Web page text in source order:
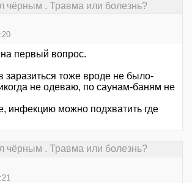
чёрным . Травма или болезнь?
первый вопрос.
заразиться тоже вроде не было-
не одеваю, по саунам-баням не
инфекцию можно подхватить где
чёрным . Травма или болезнь?